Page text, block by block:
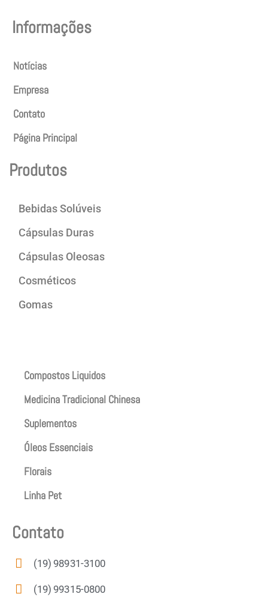
Informações
Notícias
Empresa
Contato
Página Principal
Produtos
Bebidas Solúveis
Cápsulas Duras
Cápsulas Oleosas
Cosméticos
Gomas
Compostos Liquidos
Medicina Tradicional Chinesa
Suplementos
Óleos Essenciais
Florais
Linha Pet
Contato
(19) 98931-3100
(19) 99315-0800